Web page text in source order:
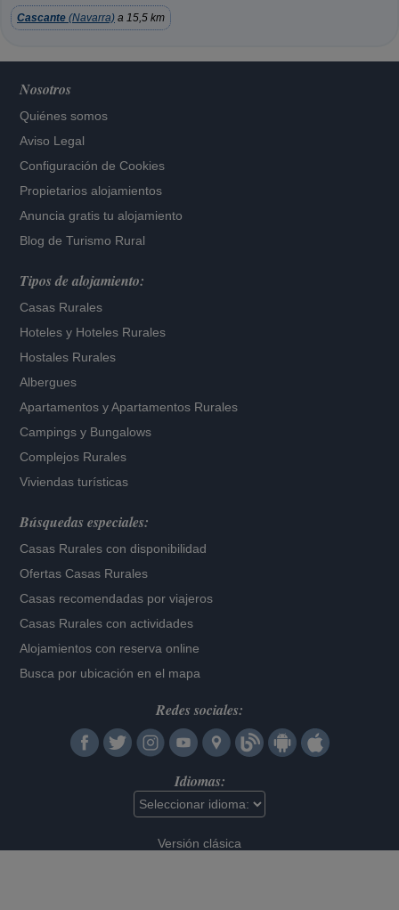
Cascante (Navarra) a 15,5 km
Nosotros
Quiénes somos
Aviso Legal
Configuración de Cookies
Propietarios alojamientos
Anuncia gratis tu alojamiento
Blog de Turismo Rural
Tipos de alojamiento:
Casas Rurales
Hoteles y Hoteles Rurales
Hostales Rurales
Albergues
Apartamentos yApartamentos Rurales
Campings y Bungalows
Complejos Rurales
Viviendas turísticas
Búsquedas especiales:
Casas Rurales con disponibilidad
Ofertas Casas Rurales
Casas recomendadas por viajeros
Casas Rurales con actividades
Alojamientos con reserva online
Busca por ubicación en el mapa
Redes sociales:
Idiomas:
Versión clásica